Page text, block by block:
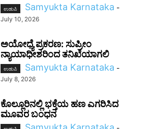
ಉಡುಪಿ Samyukta Karnataka -
July 10, 2026
ಅಯೋಧ್ಯೆ ಪ್ರಕರಣ: ಸುಪ್ರೀಂ
ನ್ಯಾಯಾಧೀಶರಿಂದ ತನಿಖೆಯಾಗಲಿ
ಉಡುಪಿ Samyukta Karnataka -
July 8, 2026
ಕೊಲ್ಲೂರಿನಲ್ಲಿ ಭಕ್ತೆಯ ಹಣ ಎಗರಿಸಿದ
ಮೂವರ ಬಂಧನ